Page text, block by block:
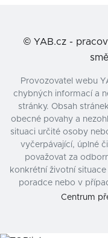
© YAB.cz -
Provozovatel webu
chybných informací a
stránky. Obsah
obecné povahy a
situaci určité osoby
vyčerpávající, úplné
považovat za
konkrétní životní
poradce nebo v
Centrum